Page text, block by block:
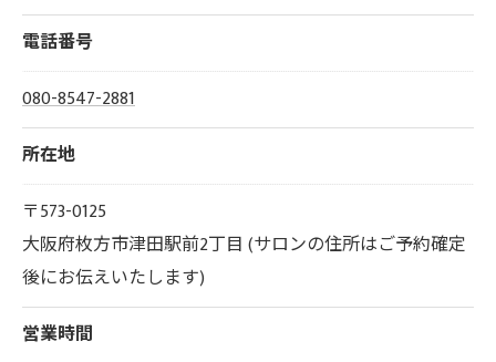
電話番号
080-8547-2881
所在地
〒573-0125
大阪府枚方市津田駅前2丁目 (サロンの住所はご予約確定
後にお伝えいたします)
営業時間